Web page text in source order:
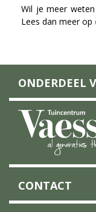
Wil je meer
Lees dan meer op
ONDERDEEL
CONTACT